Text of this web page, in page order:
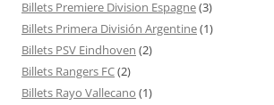
Billets Premiere Division Espagne(3)
Billets Primera División Argentine(1)
Billets PSV Eindhoven (2)
Billets Rangers FC(2)
Billets Rayo Vallecano (1)